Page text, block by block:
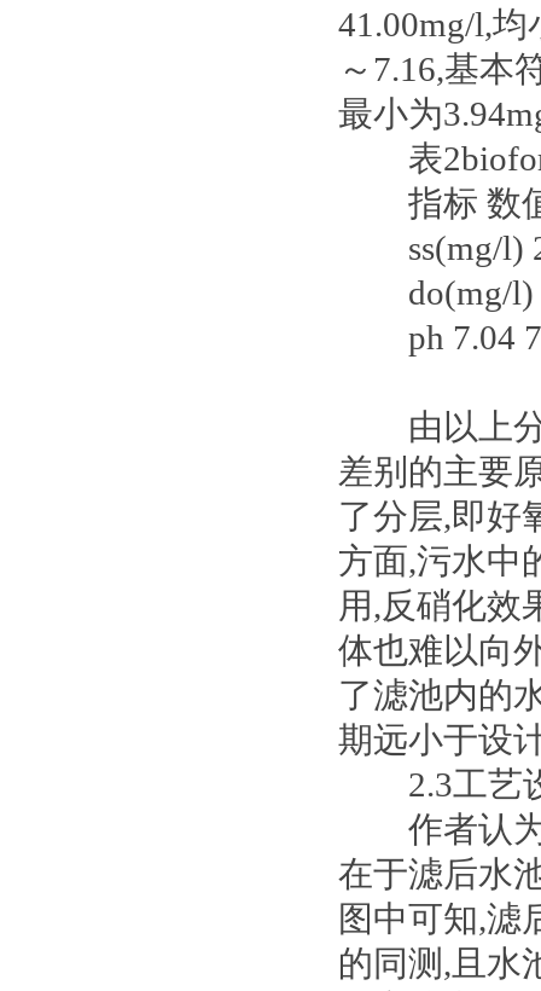
41.00mg/l,
～7.16,基本
最小为
表2biofor
指标 数
ss(mg/l)
do(mg/l)
ph 7.04
由以上分
差别的主要
了分层,即好
方面,污水中
用,反硝化效
体也难以向
了滤池内的
期远小于设
2.3工艺
作者认为
在于滤后水
图中可知,滤
的同测,且水